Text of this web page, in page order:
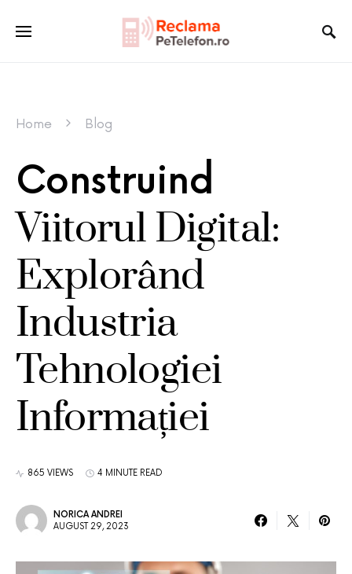
Home Blog
Construind
Viitorul Digital:
Explorând
Industria
Tehnologiei
Informației
865 VIEWS 4 MINUTE READ
NORICA ANDREI
AUGUST 29, 2023